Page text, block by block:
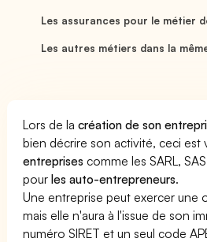
Les assurances pour le métier
Les autres métiers dans la
Lors de lacréation de son
bien décrire son activité, ceci est
entreprises comme les SARL,
pourles auto-entrepreneurs.
Une entreprise peut exercer une
mais elle n'aura à l'issue de son
numéro SIRET et un seul code